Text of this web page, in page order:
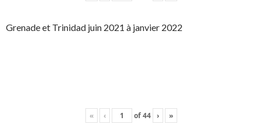
Grenade et Trinidad juin 2021 à janvier 2022
« ‹ of44 › »